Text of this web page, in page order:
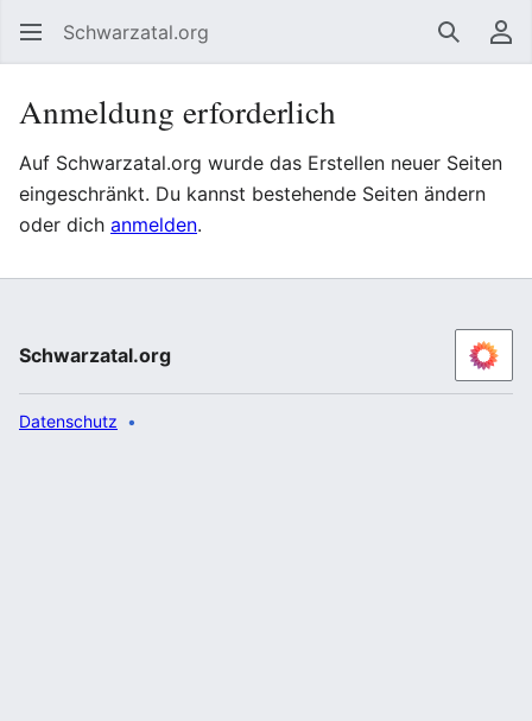
Schwarzatal.org Suchen
Anmeldung erforderlich
Auf Schwarzatal.org wurde das Erstellen neuer Seiten
eingeschränkt. Du kannst bestehende Seiten ändern
oder dich anmelden.
Schwarzatal.org
Datenschutz